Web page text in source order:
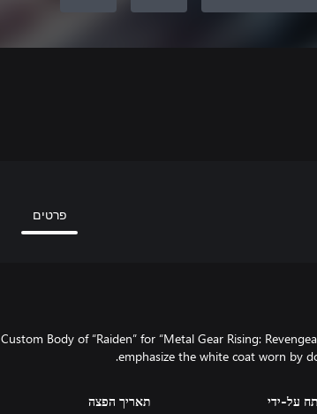
פרטים
Custom Body of “Raiden” for “Metal Gear Rising:
emphasize the white coat worn by
על-ידי תאריך הפצה